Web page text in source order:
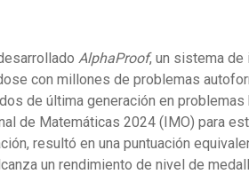
AlphaProof, un sistema de
con millones de problemas
de última generación en
de Matemáticas 2024 (IMO) para
resultó en una puntuación
un rendimiento de nivel de